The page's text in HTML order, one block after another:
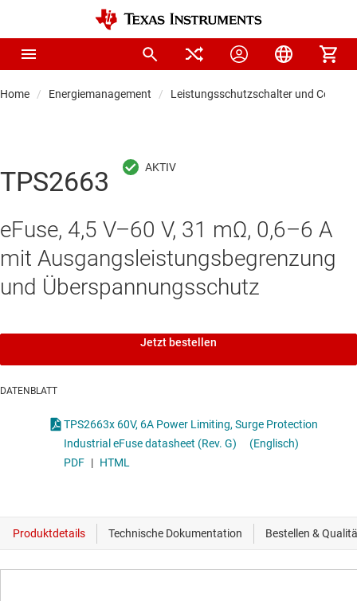
Home Energiemanagement Leistungsschutzschalter und
TPS2663
eFuse, 4,5 V–60 V, 31 mΩ, 0,6–6 A
mit Ausgangsleistungsbegrenzung
und Überspannungsschutz
Jetzt bestellen
DATENBLATT
TPS2663x 60V, 6A Power Limiting, Surge Protection
Industrial eFuse datasheet (Rev. G)
(Englisch)
PDF | HTML